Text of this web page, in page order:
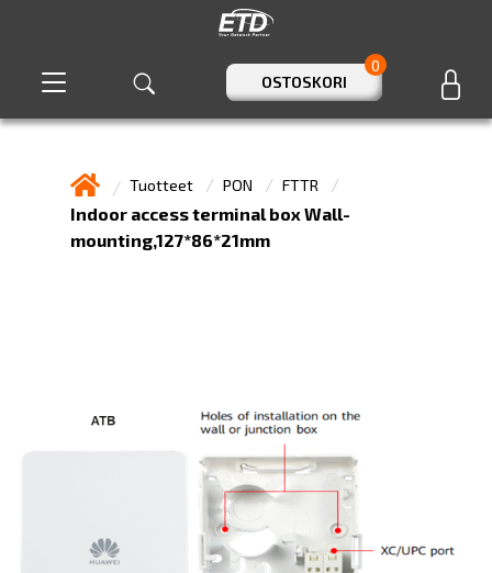
OSTOSKORI
0
Tuotteet PON FTTR
Indoor access terminal box Wall-
mounting,127*86*21mm